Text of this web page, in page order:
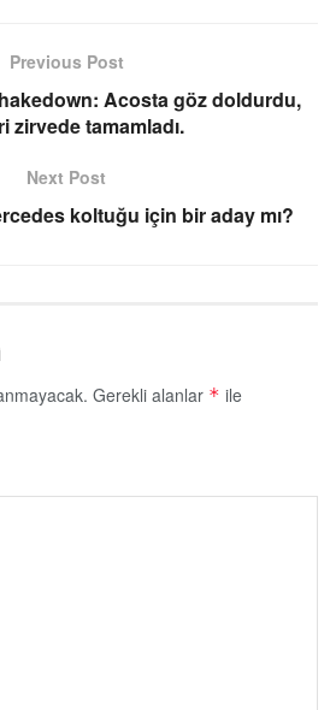
Previous Post
Acosta göz doldurdu,
zirvede tamamladı.
Next Post
koltuğu için bir aday mı?
Gerekli alanlar * ile